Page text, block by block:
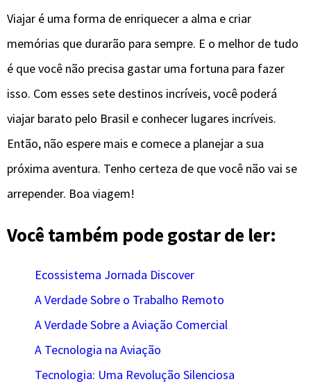
Viajar é uma forma de enriquecer a alma e criar
memórias que durarão para sempre. E o melhor de tudo
é que você não precisa gastar uma fortuna para fazer
isso. Com esses sete destinos incríveis, você poderá
viajar barato pelo Brasil e conhecer lugares incríveis.
Então, não espere mais e comece a planejar a sua
próxima aventura. Tenho certeza de que você não vai se
arrepender. Boa viagem!
Você também pode gostar de ler:
Ecossistema Jornada Discover
A Verdade Sobre o Trabalho Remoto
A Verdade Sobre a Aviação Comercial
A Tecnologia na Aviação
Tecnologia: Uma Revolução Silenciosa